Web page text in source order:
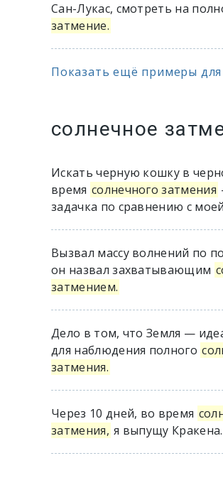
Сан-Лукас, смотреть на
затмение.
Показать ещё примеры для
солнечное
Искать черную кошку в
время солнечного затмения
задачка по сравнению с
Вызвал массу волнений по
он назвал захватывающим
затмением.
Дело в том, что Земля —
для наблюдения полного
затмения.
Через 10 дней, во время
затмения, я выпущу Кракена.